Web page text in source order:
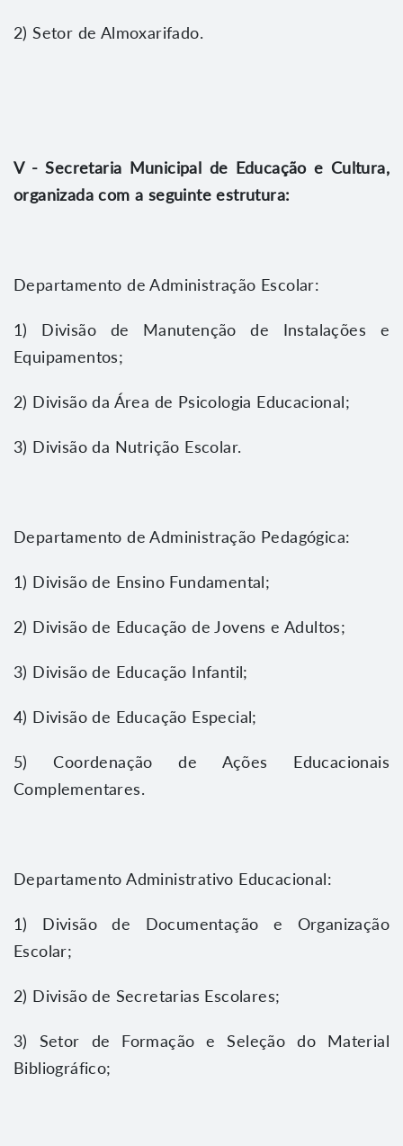
2) Setor de Almoxarifado.
V - Secretaria Municipal de Educação e Cultura,
organizada com a seguinte estrutura:
Departamento de Administração Escolar:
1) Divisão de Manutenção de Instalações e
Equipamentos;
2) Divisão da Área de Psicologia Educacional;
3) Divisão da Nutrição Escolar.
Departamento de Administração Pedagógica:
1) Divisão de Ensino Fundamental;
2) Divisão de Educação de Jovens e Adultos;
3) Divisão de Educação Infantil;
4) Divisão de Educação Especial;
5) Coordenação de Ações Educacionais
Complementares.
Departamento Administrativo Educacional:
1) Divisão de Documentação e Organização
Escolar;
2) Divisão de Secretarias Escolares;
3) Setor de Formação e Seleção do Material
Bibliográfico;